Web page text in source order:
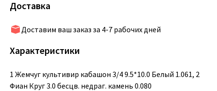
Доставка
Доставим ваш заказ за 4-7 рабочих дней
Характеристики
1 Жемчуг культивир кабашон 3/4 9.5*10.0 Белый 1.061, 2
Фиан Круг 3.0 бесцв. недраг. камень 0.080